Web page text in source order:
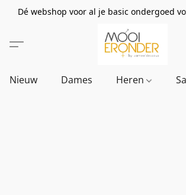
Dé webshop voor al je basic ondergoed
Nieuw Dames Heren